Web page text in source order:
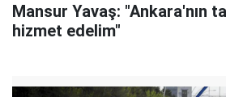
Mansur Yavaş: "Ankara'nın
hizmet edelim"